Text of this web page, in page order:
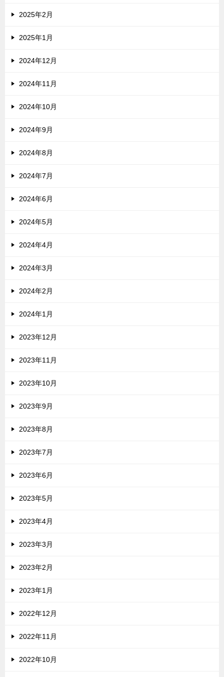
2025年2月
2025年1月
2024年12月
2024年11月
2024年10月
2024年9月
2024年8月
2024年7月
2024年6月
2024年5月
2024年4月
2024年3月
2024年2月
2024年1月
2023年12月
2023年11月
2023年10月
2023年9月
2023年8月
2023年7月
2023年6月
2023年5月
2023年4月
2023年3月
2023年2月
2023年1月
2022年12月
2022年11月
2022年10月